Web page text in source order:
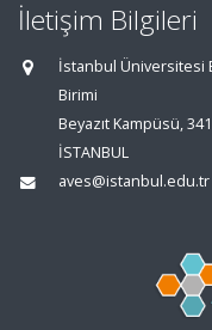
İletişim Bilgileri
İstanbul Üniversitesi
Birimi
Beyazıt Kampüsü,
İSTANBUL
aves@istanbul.edu.tr